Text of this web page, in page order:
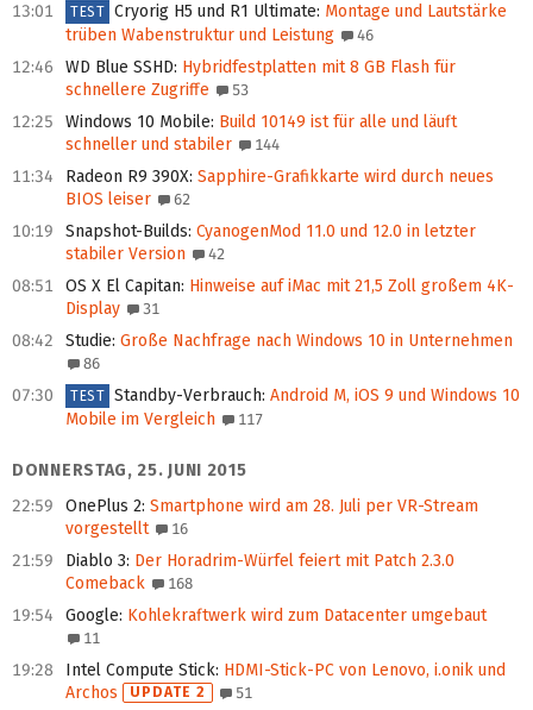
13:01
TEST Cryorig H5 und R1 Ultimate: Montage und Lautstärke
trüben Wabenstruktur und Leistung
46
12:46 WD Blue SSHD: Hybridfestplatten mit 8 GB Flash für
schnellere Zugriffe
53
12:25 Windows 10 Mobile: Build 10149 ist für alle und läuft
schneller und stabiler
144
11:34 Radeon R9 390X: Sapphire-Grafikkarte wird durch neues
BIOS leiser
62
10:19 Snapshot-Builds: CyanogenMod 11.0 und 12.0 in letzter
stabiler Version
42
08:51 OS X El Capitan: Hinweise auf iMac mit 21,5 Zoll großem 4K-
Display
31
08:42 Studie: Große Nachfrage nach Windows 10 in Unternehmen
86
07:30 TEST Standby-Verbrauch: Android M, iOS 9 und Windows 10
Mobile im Vergleich
117
DONNERSTAG, 25. JUNI 2015
22:59
OnePlus 2: Smartphone wird am 28. Juli per VR-Stream
vorgestellt
16
21:59 Diablo 3: Der Horadrim-Würfel feiert mit Patch 2.3.0
Comeback
168
19:54 Google: Kohlekraftwerk wird zum Datacenter umgebaut
11
19:28 Intel Compute Stick: HDMI-Stick-PC von Lenovo, i.onik und
Archos
UPDATE 2 51